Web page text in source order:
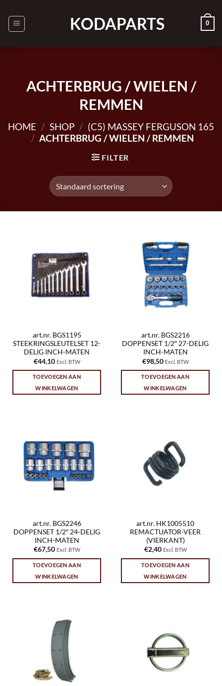
naar
inhoud
KODAPARTS 0
ACHTERBRUG / WIELEN /
REMMEN
HOME / SHOP / (C5) MASSEY FERGUSON 165
/ ACHTERBRUG / WIELEN / REMMEN
FILTER
art.nr. BGS1195
STEEKRINGSLEUTELSET 12-
DELIG INCH-MATEN
€44,10 Excl. BTW
TOEVOEGEN AAN
WINKELWAGEN
art.nr. BGS2216
DOPPENSET 1/2″ 27-DELIG
INCH-MATEN
€98,50 Excl. BTW
TOEVOEGEN AAN
WINKELWAGEN
art.nr. BGS2246
DOPPENSET 1/2″ 24-DELIG
INCH-MATEN
€67,50 Excl. BTW
TOEVOEGEN AAN
WINKELWAGEN
art.nr. HK1005510
REMACTUATOR-VEER
(VIERKANT)
€2,40 Excl. BTW
TOEVOEGEN AAN
WINKELWAGEN